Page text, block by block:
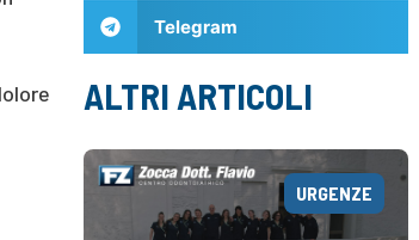
Telegram
ALTRI ARTICOLI
URGENZE